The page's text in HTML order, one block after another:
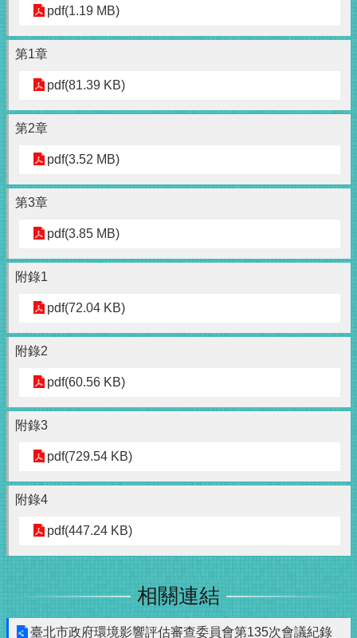
pdf(1.19 MB)
第1章
pdf(81.39 KB)
第2章
pdf(3.52 MB)
第3章
pdf(3.85 MB)
附錄1
pdf(72.04 KB)
附錄2
pdf(60.56 KB)
附錄3
pdf(729.54 KB)
附錄4
pdf(447.24 KB)
相關連結
臺北市政府環境影響評估審查委員會第135次會議紀錄